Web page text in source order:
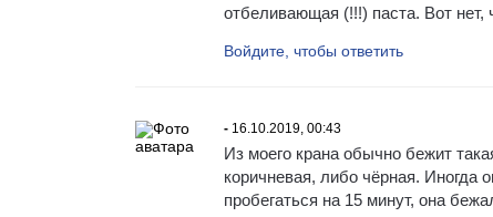
отбеливающая (!!!) паста. Вот
Войдите, чтобы ответить
- 16.10.2019, 00:43
Из моего крана обычно бежит
коричневая, либо чёрная. Иногда
пробегаться на 15 минут, она